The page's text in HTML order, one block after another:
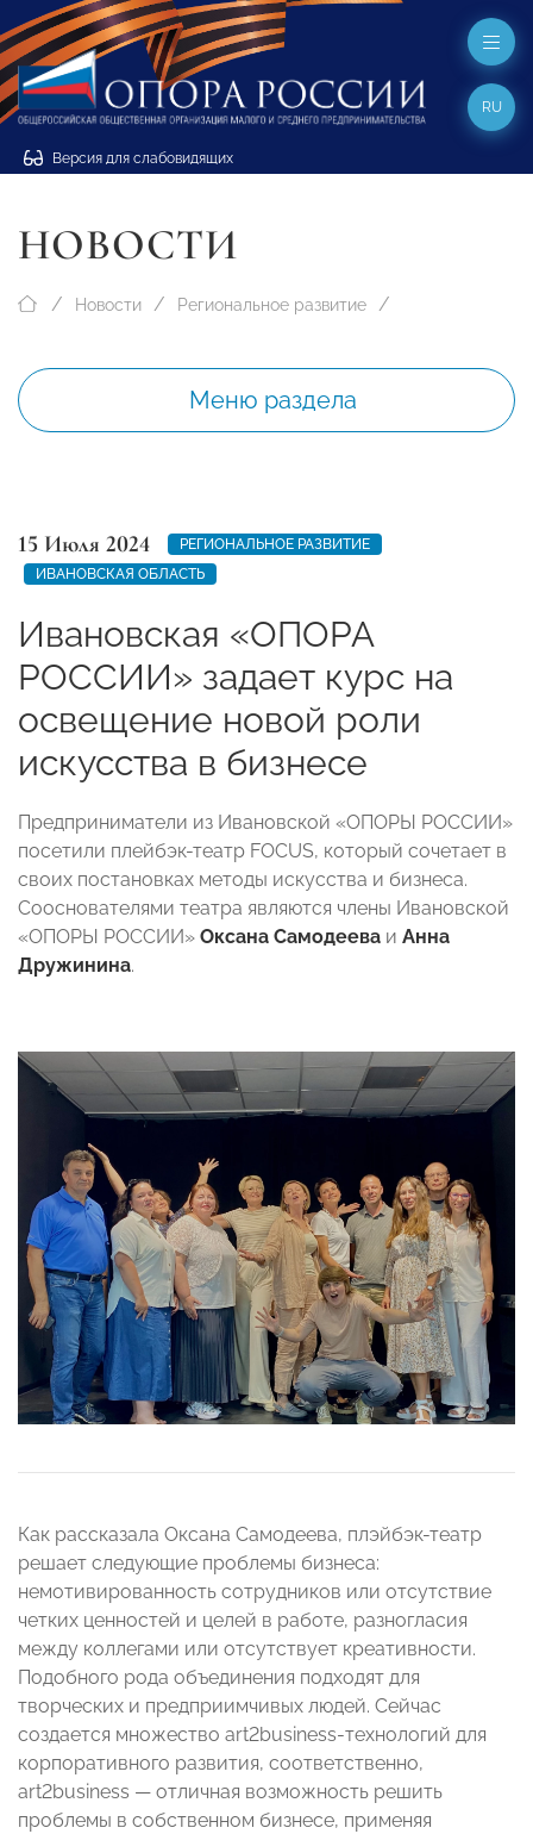
Версия для слабовидящих
RU
НОВОСТИ
Новости Региональное развитие
Меню раздела
15 Июля 2024
РЕГИОНАЛЬНОЕ РАЗВИТИЕ
ИВАНОВСКАЯ ОБЛАСТЬ
Ивановская «ОПОРА
РОССИИ» задает курс на
освещение новой роли
искусства в бизнесе
Предприниматели из Ивановской «ОПОРЫ РОССИИ»
посетили плейбэк-театр FOCUS, который сочетает в
своих постановках методы искусства и бизнеса.
Сооснователями театра являются члены Ивановской
«ОПОРЫ РОССИИ» Оксана Самодеева и Анна
Дружинина.
Как рассказала Оксана Самодеева, плэйбэк-театр
решает следующие проблемы бизнеса:
немотивированность сотрудников или отсутствие
четких ценностей и целей в работе, разногласия
между коллегами или отсутствует креативности.
Подобного рода объединения подходят для
творческих и предприимчивых людей. Сейчас
создается множество art2business-технологий для
корпоративного развития, соответственно,
art2business — отличная возможность решить
проблемы в собственном бизнесе, применяя